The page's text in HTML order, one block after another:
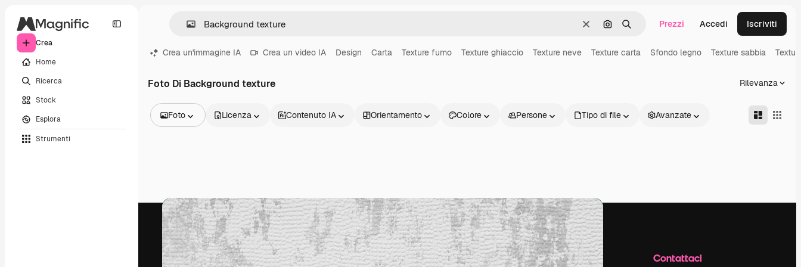
Crea
Home
Ricerca
Stock
Esplora
Strumenti
CancellaCerca per immagine
Ricerca Prezzi Accedi Iscriviti
Crea un'immagine IA Crea un video IA Design Carta Texture fumo Texture ghiaccio Texture neve Texture carta Sfondo legno Texture sabbia
Foto Di Background texture Rilevanza
Foto
Video
Clip video
Motion graphic
Modelli di video
Icone
Modelli 3D
Font
Licenza Contenuto IA Orientamento Colore Persone Tipo di file Avanzate
Prodotti Inizia Azienda Contattaci